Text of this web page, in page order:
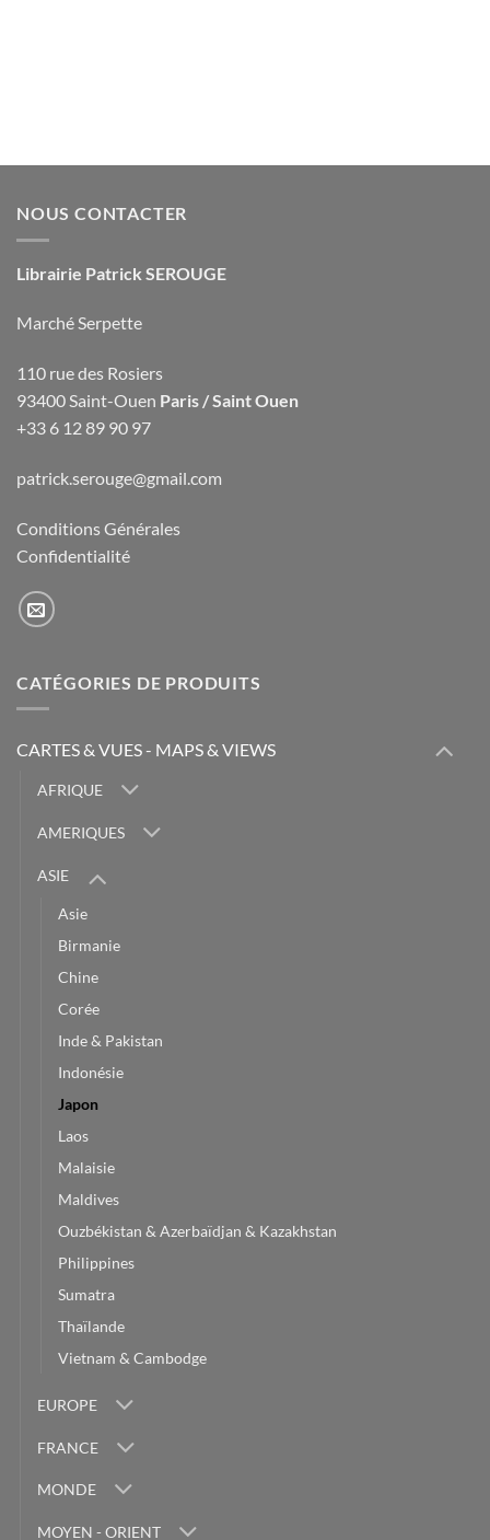
NOUS CONTACTER
Librairie Patrick SEROUGE
Marché Serpette
110 rue des Rosiers
93400 Saint-Ouen Paris / Saint Ouen
+33 6 12 89 90 97
patrick.serouge@gmail.com
Conditions Générales
Confidentialité
CATÉGORIES DE PRODUITS
CARTES & VUES - MAPS & VIEWS
AFRIQUE
AMERIQUES
ASIE
Asie
Birmanie
Chine
Corée
Inde & Pakistan
Indonésie
Japon
Laos
Malaisie
Maldives
Ouzbékistan & Azerbaïdjan & Kazakhstan
Philippines
Sumatra
Thaïlande
Vietnam & Cambodge
EUROPE
FRANCE
MONDE
MOYEN - ORIENT